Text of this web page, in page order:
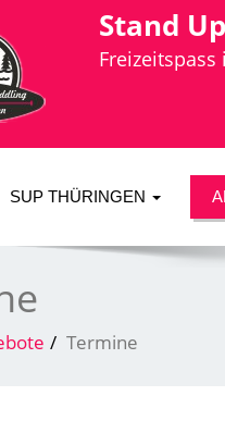
Stand
SUP THÜRINGEN
Termine